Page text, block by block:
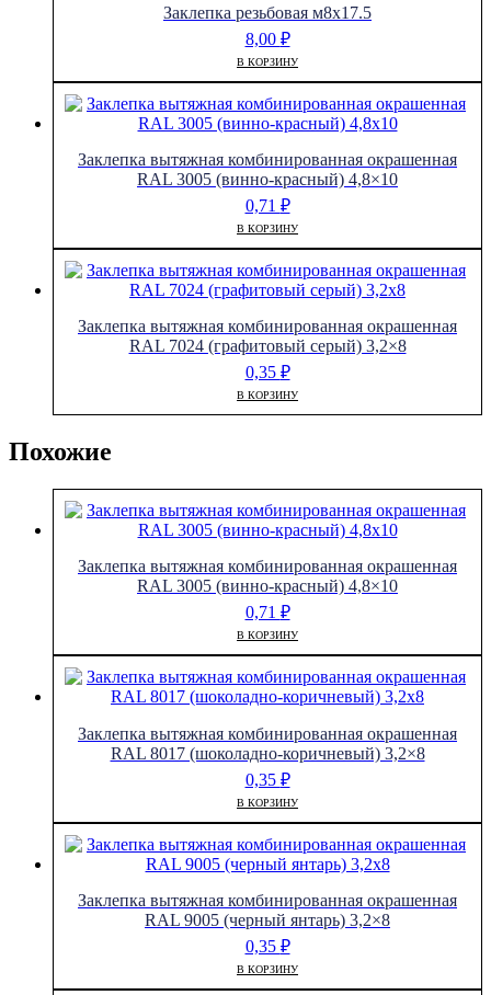
Заклепка резьбовая м8х17.5
8,00 ₽
В КОРЗИНУ
Заклепка вытяжная комбинированная окрашенная
RAL 3005 (винно-красный) 4,8×10
0,71 ₽
В КОРЗИНУ
Заклепка вытяжная комбинированная окрашенная
RAL 7024 (графитовый серый) 3,2×8
0,35 ₽
В КОРЗИНУ
Похожие
Заклепка вытяжная комбинированная окрашенная
RAL 3005 (винно-красный) 4,8×10
0,71 ₽
В КОРЗИНУ
Заклепка вытяжная комбинированная окрашенная
RAL 8017 (шоколадно-коричневый) 3,2×8
0,35 ₽
В КОРЗИНУ
Заклепка вытяжная комбинированная окрашенная
RAL 9005 (черный янтарь) 3,2×8
0,35 ₽
В КОРЗИНУ